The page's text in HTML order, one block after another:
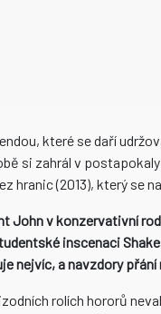
které se daří
si zahrál v
hranic (2013), který se
John v konzervativní
inscenaci
nejvíc, a navzdory
rolích hororů